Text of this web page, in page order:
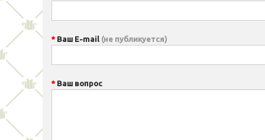
Ваш E-mail (не публикуется)
Ваш вопрос